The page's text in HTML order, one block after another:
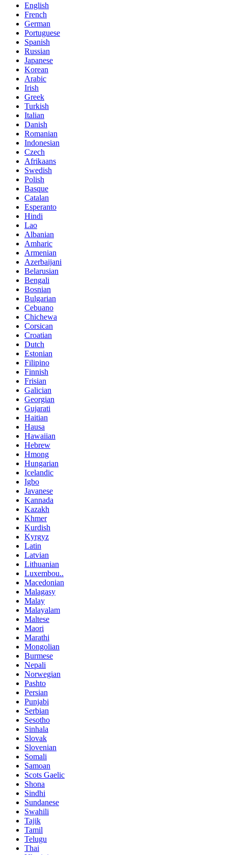
English
French
German
Portuguese
Spanish
Russian
Japanese
Korean
Arabic
Irish
Greek
Turkish
Italian
Danish
Romanian
Indonesian
Czech
Afrikaans
Swedish
Polish
Basque
Catalan
Esperanto
Hindi
Lao
Albanian
Amharic
Armenian
Azerbaijani
Belarusian
Bengali
Bosnian
Bulgarian
Cebuano
Chichewa
Corsican
Croatian
Dutch
Estonian
Filipino
Finnish
Frisian
Galician
Georgian
Gujarati
Haitian
Hausa
Hawaiian
Hebrew
Hmong
Hungarian
Icelandic
Igbo
Javanese
Kannada
Kazakh
Khmer
Kurdish
Kyrgyz
Latin
Latvian
Lithuanian
Luxembou..
Macedonian
Malagasy
Malay
Malayalam
Maltese
Maori
Marathi
Mongolian
Burmese
Nepali
Norwegian
Pashto
Persian
Punjabi
Serbian
Sesotho
Sinhala
Slovak
Slovenian
Somali
Samoan
Scots Gaelic
Shona
Sindhi
Sundanese
Swahili
Tajik
Tamil
Telugu
Thai